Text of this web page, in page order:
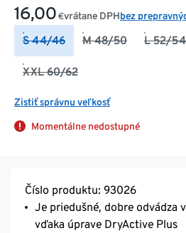
16,00 €vrátane DPHbez
S 44/46 M 48/50 L 52/54
XXL 60/62
Zistiť správnu veľkosť
Momentálne nedostupné
Číslo produktu: 93026
Je priedušné, dobre odvádza
vďaka úprave DryActive Plus